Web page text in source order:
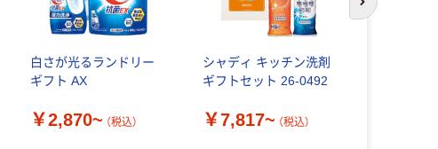
白さが光るランドリー
ギフト AX
￥2,870~ （税込）
シャディ キッチン洗剤
ギフトセット 26-0492
￥7,817~ （税込）
次のスライド